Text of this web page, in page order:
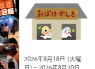
2026年8月18日 (火曜
日)～2026年8月20日